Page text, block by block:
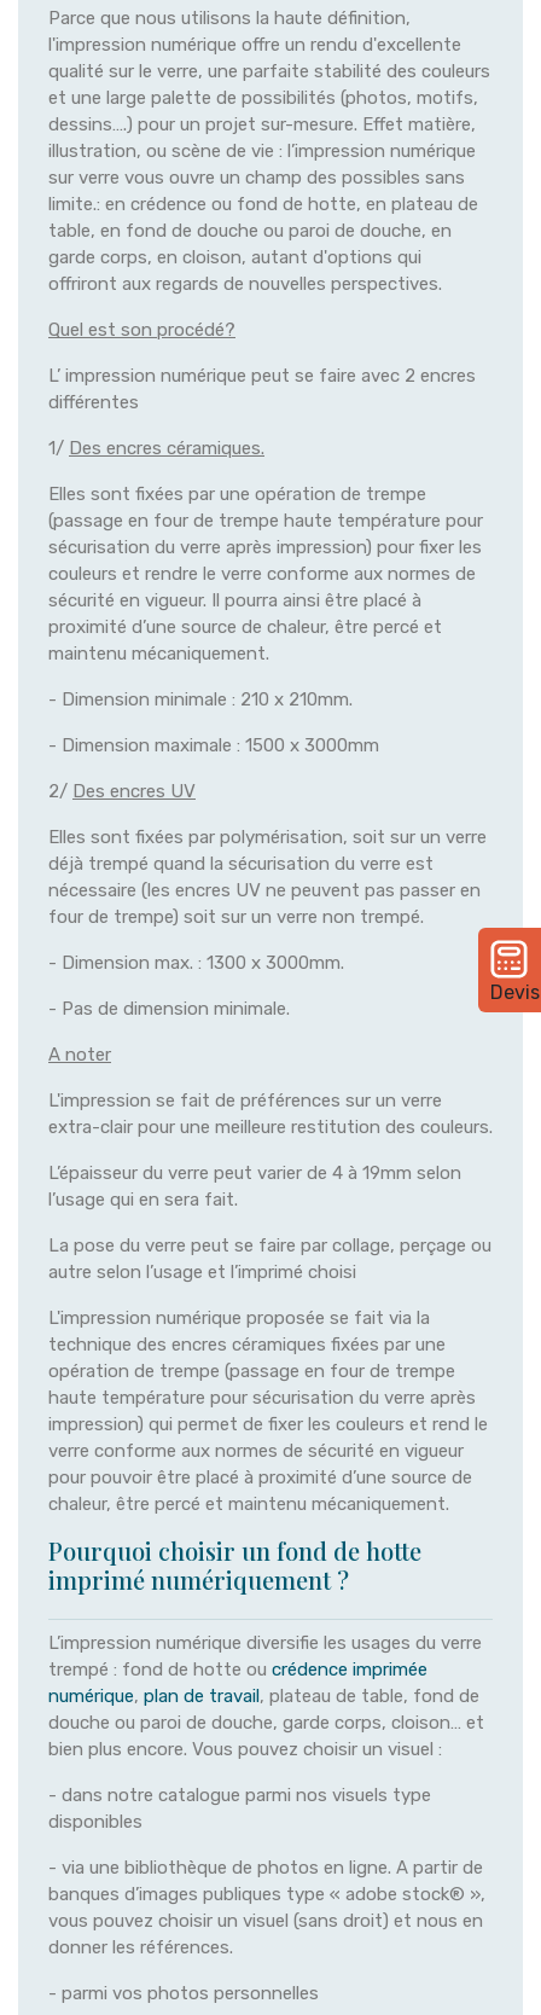
Devis
Parce que nous utilisons la haute définition,
l'impression numérique offre un rendu d'excellente
qualité sur le verre, une parfaite stabilité des couleurs
et une large palette de possibilités (photos, motifs,
dessins….) pour un projet sur-mesure. Effet matière,
illustration, ou scène de vie : l’impression numérique
sur verre vous ouvre un champ des possibles sans
limite.: en crédence ou fond de hotte, en plateau de
table, en fond de douche ou paroi de douche, en
garde corps, en cloison, autant d'options qui
offriront aux regards de nouvelles perspectives.
Quel est son procédé?
L’ impression numérique peut se faire avec 2 encres
différentes
1/ Des encres céramiques.
Elles sont fixées par une opération de trempe
(passage en four de trempe haute température pour
sécurisation du verre après impression) pour fixer les
couleurs et rendre le verre conforme aux normes de
sécurité en vigueur. Il pourra ainsi être placé à
proximité d’une source de chaleur, être percé et
maintenu mécaniquement.
- Dimension minimale : 210 x 210mm.
- Dimension maximale : 1500 x 3000mm
2/ Des encres UV
Elles sont fixées par polymérisation, soit sur un verre
déjà trempé quand la sécurisation du verre est
nécessaire (les encres UV ne peuvent pas passer en
four de trempe) soit sur un verre non trempé.
- Dimension max. : 1300 x 3000mm.
- Pas de dimension minimale.
A noter
L'impression se fait de préférences sur un verre
extra-clair pour une meilleure restitution des couleurs.
L’épaisseur du verre peut varier de 4 à 19mm selon
l’usage qui en sera fait.
La pose du verre peut se faire par collage, perçage ou
autre selon l’usage et l’imprimé choisi
L'impression numérique proposée se fait via la
technique des encres céramiques fixées par une
opération de trempe (passage en four de trempe
haute température pour sécurisation du verre après
impression) qui permet de fixer les couleurs et rend le
verre conforme aux normes de sécurité en vigueur
pour pouvoir être placé à proximité d’une source de
chaleur, être percé et maintenu mécaniquement.
Pourquoi choisir un fond de hotte
imprimé numériquement ?
L’impression numérique diversifie les usages du verre
trempé : fond de hotte ou crédence imprimée
numérique, plan de travail, plateau de table, fond de
douche ou paroi de douche, garde corps, cloison… et
bien plus encore. Vous pouvez choisir un visuel :
- dans notre catalogue parmi nos visuels type
disponibles
- via une bibliothèque de photos en ligne. A partir de
banques d’images publiques type « adobe stock® »,
vous pouvez choisir un visuel (sans droit) et nous en
donner les références.
- parmi vos photos personnelles